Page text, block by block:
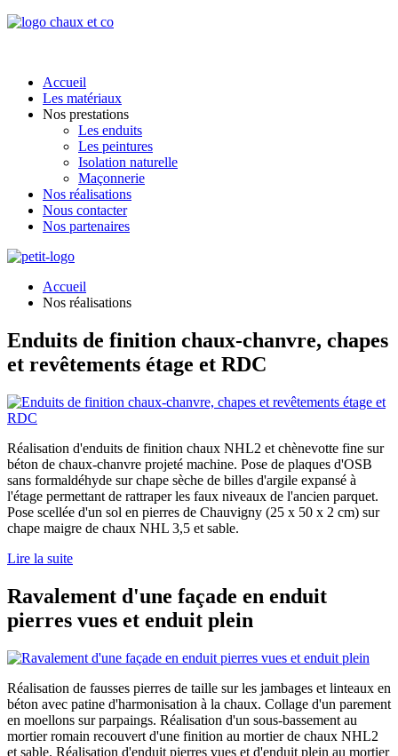
Accueil
Les matériaux
Nos prestations
Les enduits
Les peintures
Isolation naturelle
Maçonnerie
Nos réalisations
Nous contacter
Nos partenaires
Accueil
Nos réalisations
Enduits de finition chaux-chanvre, chapes
et revêtements étage et RDC
Réalisation d'enduits de finition chaux NHL2 et chènevotte fine sur
béton de chaux-chanvre projeté machine. Pose de plaques d'OSB
sans formaldéhyde sur chape sèche de billes d'argile expansé à
l'étage permettant de rattraper les faux niveaux de l'ancien parquet.
Pose scellée d'un sol en pierres de Chauvigny (25 x 50 x 2 cm) sur
chape maigre de chaux NHL 3,5 et sable.
Lire la suite
Ravalement d'une façade en enduit
pierres vues et enduit plein
Réalisation de fausses pierres de taille sur les jambages et linteaux en
béton avec patine d'harmonisation à la chaux. Collage d'un parement
en moellons sur parpaings. Réalisation d'un sous-bassement au
mortier romain recouvert d'une finition au mortier de chaux NHL2
et sable. Réalisation d'enduit pierres vues et d'enduit plein au mortier